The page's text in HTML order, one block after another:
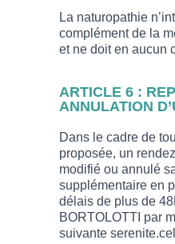
La naturopathie
complément de la
et ne doit en aucun
ARTICLE 6 :
ANNULATION
Dans le cadre de
proposée, un
modifié ou annulé
supplémentaire en
délais de plus de
BORTOLOTTI par
suivante